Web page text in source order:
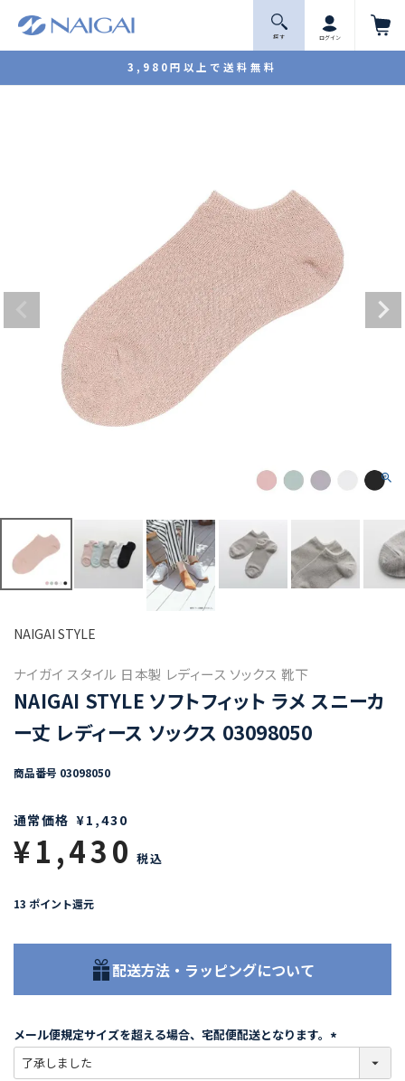
3,980円以上で送料無料
探 す ログイン
NAIGAI STYLE
ナイガイ スタイル 日本製 レディース ソックス 靴下
NAIGAI STYLE ソフトフィット ラメ スニーカ
ー丈 レディース ソックス 03098050
商品番号 03098050
通常価格 ¥1,430
¥1,430 税込
13 ポイント還元
配送方法・ラッピングについて
メール便規定サイズを超える場合、宅配便配送となります。
必